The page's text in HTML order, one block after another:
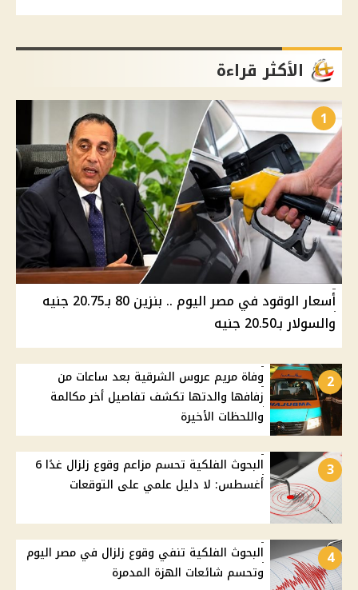
الأكثر قراءة
1
أسعار الوقود في مصر اليوم .. بنزين 80 بـ20.75 جنيه
والسولار بـ20.50 جنيه
2
وفاة مريم عروس الشرقية بعد ساعات من
زفافها والدتها تكشف تفاصيل أخر مكالمة
واللحظات الأخيرة
3
البحوث الفلكية تحسم مزاعم وقوع زلزال غدًا 6
أغسطس: لا دليل علمي على التوقعات
4
البحوث الفلكية تنفي وقوع زلزال في مصر اليوم
وتحسم شائعات الهزة المدمرة